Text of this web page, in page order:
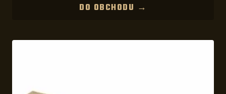
DO OBCHODU →